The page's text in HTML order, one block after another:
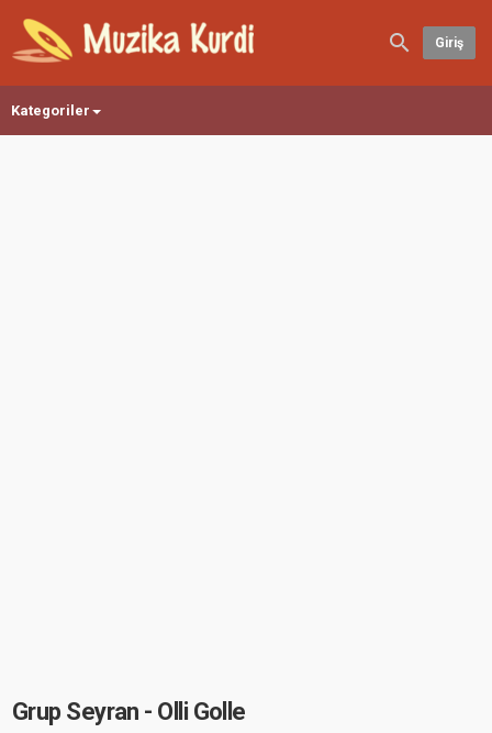
Giriş
Kategoriler
Grup Seyran - Olli Golle